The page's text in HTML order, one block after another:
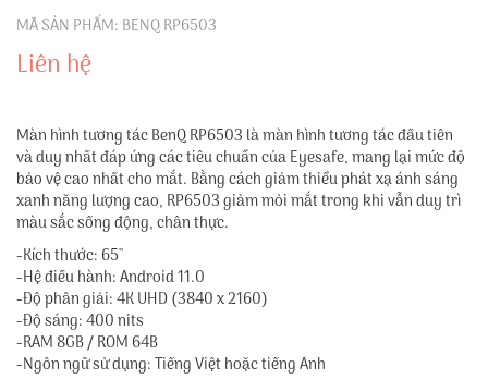
MÃ SẢN PHẨM: BENQ RP6503
Liên hệ
Màn hình tương tác BenQ RP6503 là màn hình tương tác đầu tiên
và duy nhất đáp ứng các tiêu chuẩn của Eyesafe, mang lại mức độ
bảo vệ cao nhất cho mắt. Bằng cách giảm thiểu phát xạ ánh sáng
xanh năng lượng cao, RP6503 giảm mỏi mắt trong khi vẫn duy trì
màu sắc sống động, chân thực.
-Kích thước: 65''
-Hệ điều hành: Android 11.0
-Độ phân giải: 4K UHD (3840 x 2160)
-Độ sáng: 400 nits
-RAM 8GB / ROM 64B
-Ngôn ngữ sử dụng: Tiếng Việt hoặc tiếng Anh